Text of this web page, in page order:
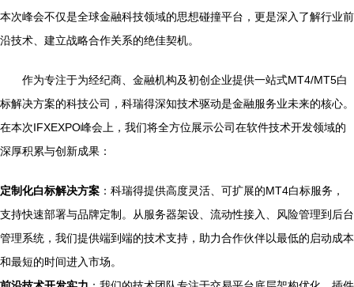
本次峰会不仅是全球金融科技领域的思想碰撞平台，更是深入了解行业前
沿技术、建立战略合作关系的绝佳契机。
作为专注于为经纪商、金融机构及初创企业提供一站式MT4/MT5白
标解决方案的科技公司，科瑞得深知技术驱动是金融服务业未来的核心。
在本次IFXEXPO峰会上，我们将全方位展示公司在软件技术开发领域的
深厚积累与创新成果：
定制化白标解决方案 ：科瑞得提供高度灵活、可扩展的MT4白标服务，
支持快速部署与品牌定制。从服务器架设、流动性接入、风险管理到后台
管理系统，我们提供端到端的技术支持，助力合作伙伴以最低的启动成本
和最短的时间进入市场。